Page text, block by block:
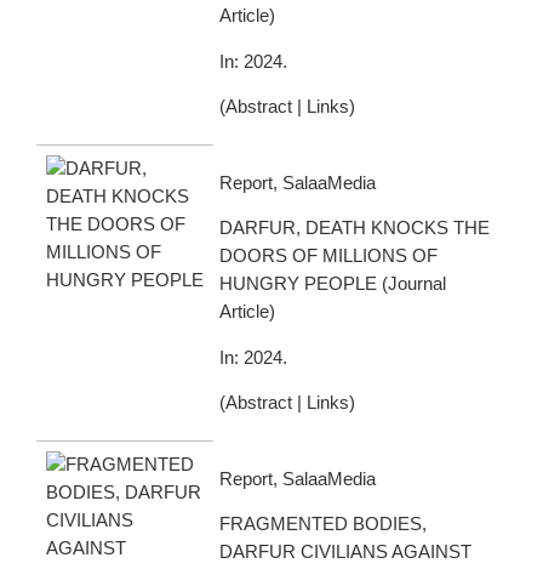
Article)
In: 2024.
(Abstract Links)
Report, SalaaMedia
DARFUR, DEATH KNOCKS THE
DOORS OF MILLIONS OF
HUNGRY PEOPLE (Journal
Article)
In: 2024.
(Abstract Links)
Report, SalaaMedia
FRAGMENTED BODIES,
DARFUR CIVILIANS AGAINST